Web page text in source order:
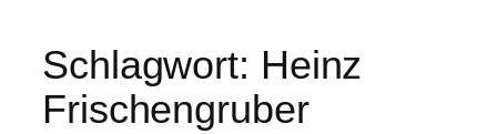
Schlagwort: Heinz
Frischengruber